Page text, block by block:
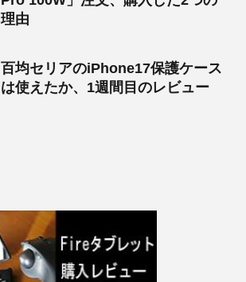
理由
百均セリアのiPhone17保護ケース
は使えたか、1週間目のレビュー